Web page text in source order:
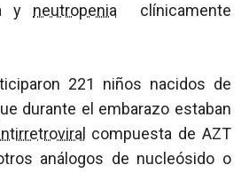
y neutropenia clínicamente
221 niños nacidos de
durante el embarazo estaban
compuesta de AZT
análogos de nucleósido o